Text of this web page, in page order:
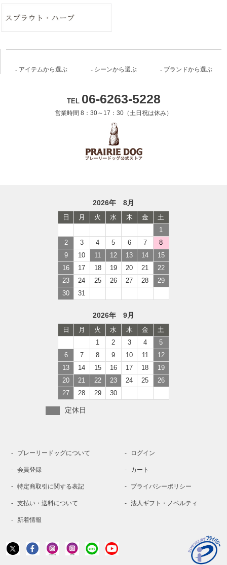
アイテムから選ぶ シーンから選ぶ ブランドから選ぶ
TEL 06-6263-5228
営業時間 8：30～17：30（土日祝は休み）
2026年 8月
日 月 火 水 木 金
土
1
2
3 4 5 6 7
8
9
10 11 12 13 14
15
16
17 18 19 20 21
22
23
24 25 26 27 28
29
30
31
2026年 9月
日 月 火 水 木 金
土
1
2 3 4
5
6
7 8 9 10 11
12
13
14 15 16 17 18
19
20
21 22 23 24 25
26
27
28 29 30
定休日
プレーリードッグについて ログイン
会員登録 カート
特定商取引に関する表記 プライバシーポリシー
支払い・送料について 法人ギフト・ノベルティ
新着情報